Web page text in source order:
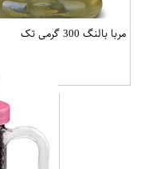
مربا بالنگ 300 گرمی تک